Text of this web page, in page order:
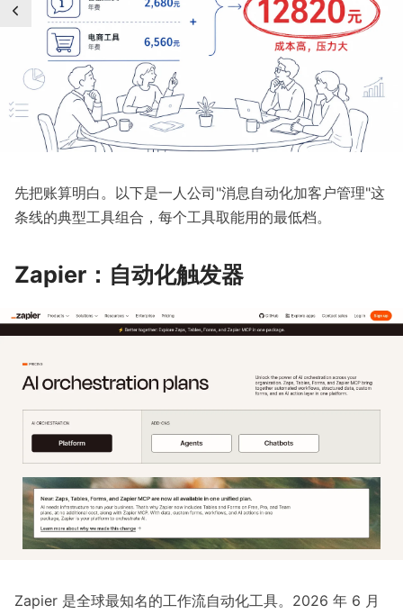
先把账算明白。以下是一人公司"消息自动化加客户管理"这
条线的典型工具组合，每个工具取能用的最低档。
Zapier：自动化触发器
Zapier 是全球最知名的工作流自动化工具。2026 年 6 月